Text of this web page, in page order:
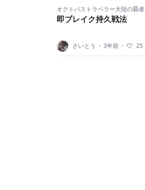
オクトパストラベラー大陸の覇者
即ブレイク持久戦法
さいとう ・ 3年前 ・ 25